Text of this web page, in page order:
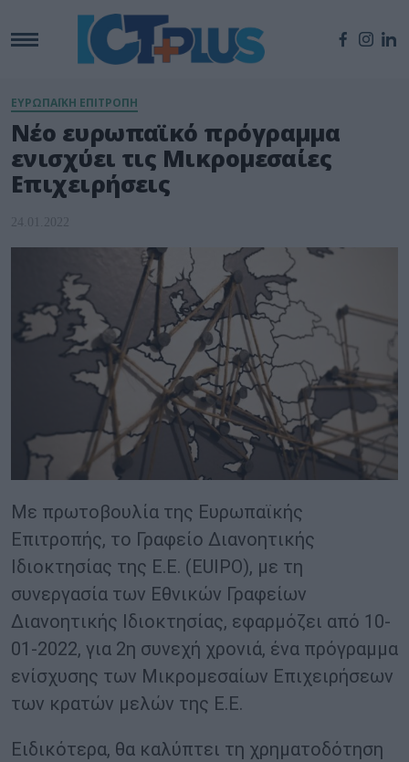
ΕΥΡΩΠΑΪΚΗ ΕΠΙΤΡΟΠΗ
Νέο ευρωπαϊκό πρόγραμμα
ενισχύει τις Μικρομεσαίες
Επιχειρήσεις
24.01.2022
Με πρωτοβουλία της Ευρωπαϊκής
Επιτροπής, το Γραφείο Διανοητικής
Ιδιοκτησίας της Ε.Ε. (EUIPO), με τη
συνεργασία των Εθνικών Γραφείων
Διανοητικής Ιδιοκτησίας, εφαρμόζει από 10-
01-2022, για 2η συνεχή χρονιά, ένα πρόγραμμα
ενίσχυσης των Μικρομεσαίων Επιχειρήσεων
των κρατών μελών της Ε.Ε.
Ειδικότερα, θα καλύπτει τη χρηματοδότηση